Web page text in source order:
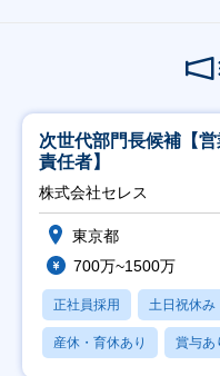
次世代部門長候補【
責任者】
株式会社セレス
東京都
700万~1500万
正社員採用 土日祝休み
産休・育休あり 賞与あ